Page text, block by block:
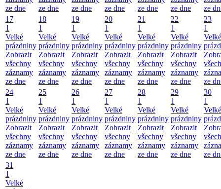
ze dne
ze dne
ze dne
ze dne
ze dne
ze dne
ze
17
1
Velké
prázdniny
Zobrazit
všechny
záznamy
ze dne
18
1
Velké
prázdniny
Zobrazit
všechny
záznamy
ze dne
19
1
Velké
prázdniny
Zobrazit
všechny
záznamy
ze dne
20
1
Velké
prázdniny
Zobrazit
všechny
záznamy
ze dne
21
1
Velké
prázdniny
Zobrazit
všechny
záznamy
ze dne
22
1
Velké
prázdniny
Zobrazit
všechny
záznamy
ze dne
23
1
Velké
ze
24
1
Velké
prázdniny
Zobrazit
všechny
záznamy
ze dne
25
1
Velké
prázdniny
Zobrazit
všechny
záznamy
ze dne
26
1
Velké
prázdniny
Zobrazit
všechny
záznamy
ze dne
27
1
Velké
prázdniny
Zobrazit
všechny
záznamy
ze dne
28
1
Velké
prázdniny
Zobrazit
všechny
záznamy
ze dne
29
1
Velké
prázdniny
Zobrazit
všechny
záznamy
ze dne
30
1
Velké
ze
31
1
Velké